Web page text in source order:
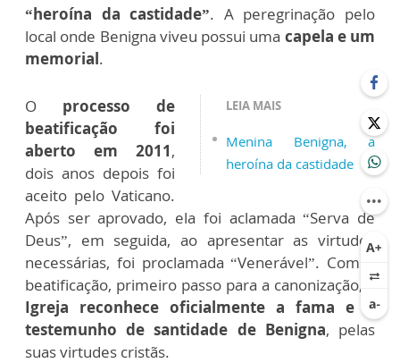
“heroína da castidade”. A peregrinação pelo
local onde Benigna viveu possui uma capela e um
memorial.
LEIA MAIS
Menina Benigna, a
heroína da castidade
O processo de
beatificação foi
aberto em 2011,
dois anos depois foi
aceito pelo Vaticano.
Após ser aprovado, ela foi aclamada “Serva de
Deus”, em seguida, ao apresentar as virtudes
necessárias, foi proclamada “Venerável”. Com a
beatificação, primeiro passo para a canonização, a
Igreja reconhece oficialmente a fama e o
testemunho de santidade de Benigna, pelas
suas virtudes cristãs.